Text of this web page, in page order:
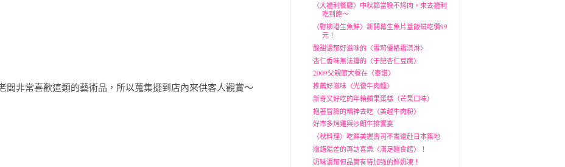
闆非常喜歡這類的藝術品，所以蒐集擺到店內來供客人觀賞～
〈大福利餐廳〉中秋節當晚不烤肉，來去福利
吃到飽～
〈野柳港生魚鮮〉新開幕生魚片蓋飯試吃價99
元！
酸甜濃郁好滋味的〈雪莉優格霜淇淋〉
杏仁香味無法擋的〈于記杏仁豆腐〉
2009父親節大餐在〈泰讚〉
推薦好滋味〈光復牛肉麵〉
新奇又好吃的年輪蘋果蛋糕（芒果口味）
抱著冒險的精神去吃〈美越牛肉粉〉
好市多烤雞與沙朗牛排饗宴
〈秋料理〉吃鮮美握壽司不需遠赴日本築地
陰錯陽差的再訪喜樂〈滿足麵食館〉！
奶味濃郁但品管有待加強的鮮奶凍！